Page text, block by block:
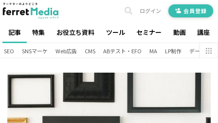
記事 特集 お役立ち資料 ツール セミナー 動画 講座
ログイン 会員登録
SEO SNSマーケ Web広告 CMS ABテスト・EFO MA LP制作 データ分析